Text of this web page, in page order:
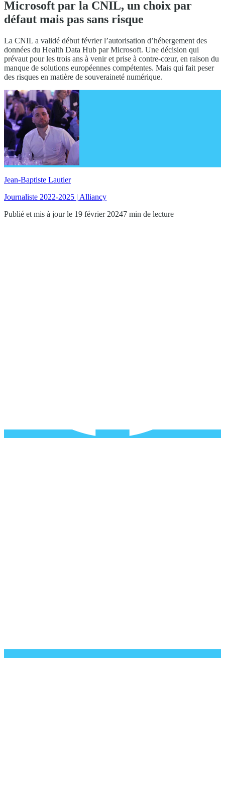
Microsoft par la CNIL, un choix par
défaut mais pas sans risque
La CNIL a validé début février l’autorisation d’hébergement des
données du Health Data Hub par Microsoft. Une décision qui
prévaut pour les trois ans à venir et prise à contre-cœur, en raison du
manque de solutions européennes compétentes. Mais qui fait peser
des risques en matière de souveraineté numérique.
Jean-Baptiste Lautier
Journaliste 2022-2025 | Alliancy
Publié et mis à jour le 19 février 20247 min de lecture